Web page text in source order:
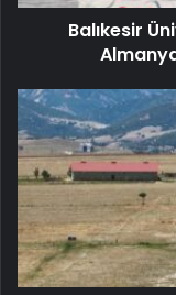
Balıkesir